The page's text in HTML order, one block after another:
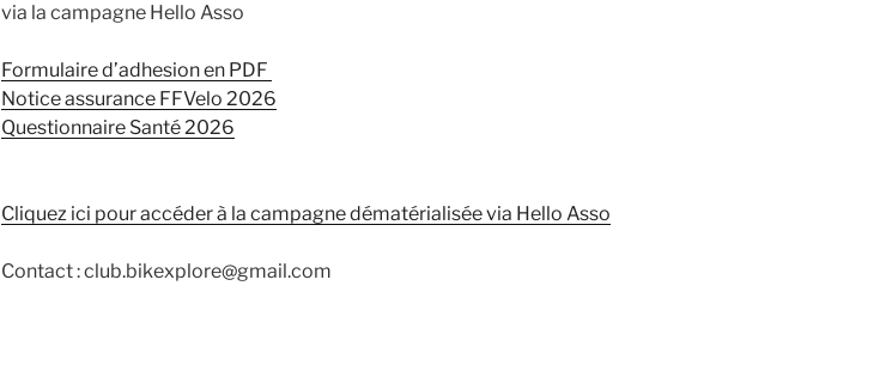
via la campagne Hello Asso
Formulaire d’adhesion en PDF
Notice assurance FFVelo 2026
Questionnaire Santé 2026
Cliquez ici pour accéder à la campagne dématérialisée via Hello Asso
Contact : club.bikexplore@gmail.com